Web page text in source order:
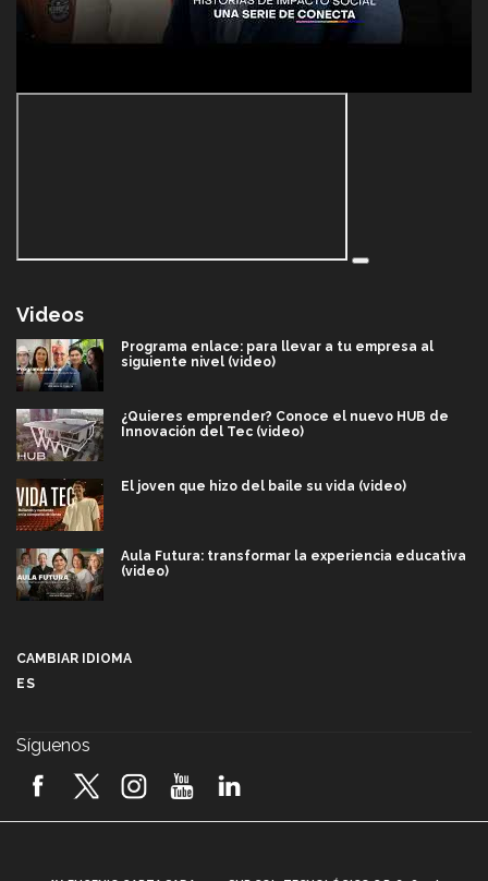
Videos
Programa enlace: para llevar a tu empresa al
siguiente nivel (video)
¿Quieres emprender? Conoce el nuevo HUB de
Innovación del Tec (video)
El joven que hizo del baile su vida (video)
Aula Futura: transformar la experiencia educativa
(video)
2026! (video)
CAMBIAR IDIOMA
ES
Síguenos